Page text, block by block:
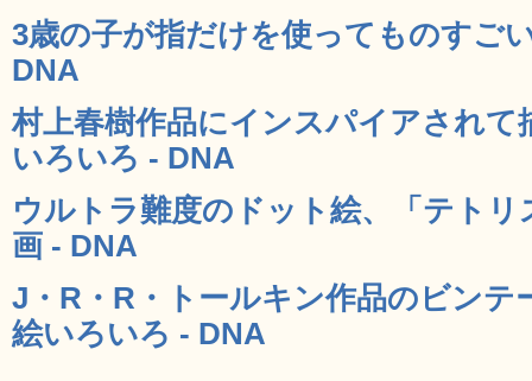
3歳の子が指だけを使ってものすご
DNA
村上春樹作品にインスパイアされ
いろいろ - DNA
ウルトラ難度のドット絵、「テト
画 - DNA
J・R・R・トールキン作品のビンテ
絵いろいろ - DNA